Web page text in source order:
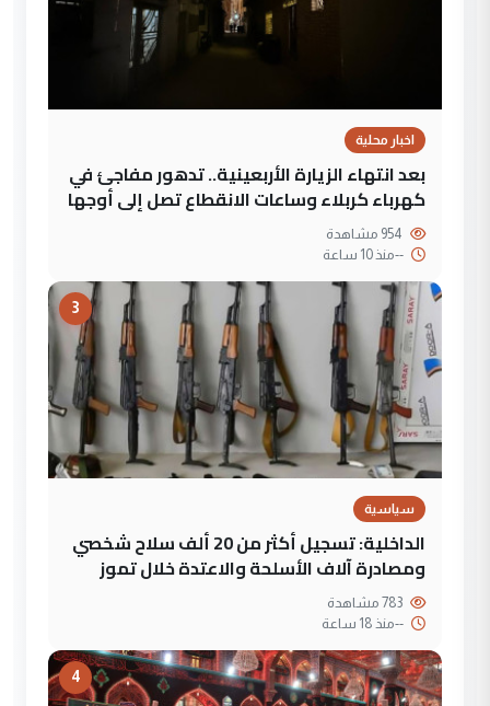
اخبار محلية
بعد انتهاء الزيارة الأربعينية.. تدهور مفاجئ في
كهرباء كربلاء وساعات الانقطاع تصل إلى أوجها
--منذ 10 ساعة
3
سياسية
الداخلية: تسجيل أكثر من 20 ألف سلاح شخصي
ومصادرة آلاف الأسلحة والاعتدة خلال تموز
--منذ 18 ساعة
4